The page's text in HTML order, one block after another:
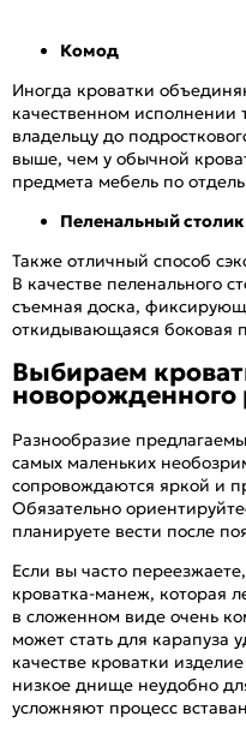
Комод
Иногда кроватки
качественном исполнении
владельцу до
выше, чем у обычной
предмета мебель по
Пеленальный столик
Также отличный способ
В качестве пеленального
съемная доска,
откидывающаяся боковая
Выбираем
новорожденного
Разнообразие
самых маленьких
сопровождаются яркой и
Обязательно
планируете вести после
Если вы часто
кроватка-манеж, которая
в сложенном виде очень
может стать для карапуза
качестве кроватки
низкое днище неудобно
усложняют процесс